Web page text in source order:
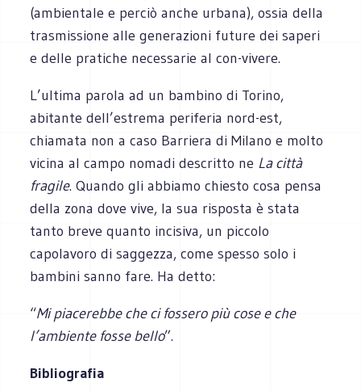
(ambientale e perciò anche urbana), ossia della
trasmissione alle generazioni future dei saperi
e delle pratiche necessarie al con-vivere.
L’ultima parola ad un bambino di Torino,
abitante dell’estrema periferia nord-est,
chiamata non a caso Barriera di Milano e molto
vicina al campo nomadi descritto ne La città
fragile. Quando gli abbiamo chiesto cosa pensa
della zona dove vive, la sua risposta è stata
tanto breve quanto incisiva, un piccolo
capolavoro di saggezza, come spesso solo i
bambini sanno fare. Ha detto:
“Mi piacerebbe che ci fossero più cose e che
l’ambiente fosse bello”.
Bibliografia